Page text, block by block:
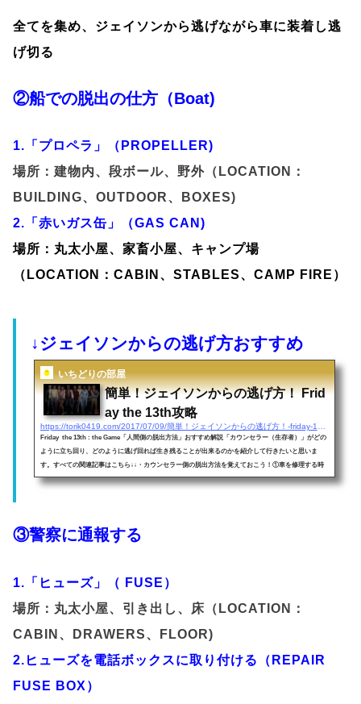
全てを集め、ジェイソンから逃げながら車に装着し逃
げ切る
②船での脱出の仕方（Boat)
1.「プロペラ」（PROPELLER)
場所：建物内、段ボール、野外（LOCATION：
BUILDING、OUTDOOR、BOXES)
2.「赤いガス缶」（GAS CAN)
場所：丸太小屋、家畜小屋、キャンプ場
（LOCATION：CABIN、STABLES、CAMP FIRE）
↓ジェイソンからの逃げ方おすすめ
いちどりの部屋
簡単！ジェイソンからの逃げ方！ Frid
ay the 13th攻略
Friday the 13th : the Game「人間側の脱出方法」おすすめ解説「カウンセラー（生存者）」がどの
ように立ち回り、どのように逃げ回れば生き残ることが出来るのかを紹介して行きたいと思いま
す。すべての関連記事はこちら↓↓・カウンセラー側の脱出方法を覚えておこう！①車を修理する時
間がかかるが修理が完了すれば「2人・4人」同時脱出が可能です。◦車の修理方法１：ガソリンを入
③警察に通報する
1.「ヒューズ」（ FUSE）
場所：丸太小屋、引き出し、床（LOCATION：
CABIN、DRAWERS、FLOOR)
2.ヒューズを電話ボックスに取り付ける（REPAIR
FUSE BOX）